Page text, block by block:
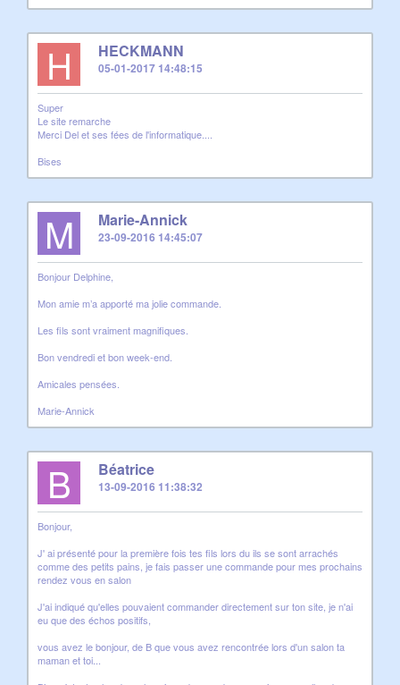
H HECKMANN
05-01-2017 14:48:15
Super
Le site remarche
Merci Del et ses fées de l'informatique....
Bises
M Marie-Annick
23-09-2016 14:45:07
Bonjour Delphine,
Mon amie m’a apporté ma jolie commande.
Les fils sont vraiment magnifiques.
Bon vendredi et bon week-end.
Amicales pensées.
Marie-Annick
B Béatrice
13-09-2016 11:38:32
Bonjour,
J' ai présenté pour la première fois tes fils lors du ils se sont arrachés
comme des petits pains, je fais passer une commande pour mes prochains
rendez vous en salon
J'ai indiqué qu'elles pouvaient commander directement sur ton site, je n'ai
eu que des échos positifs,
vous avez le bonjour, de B que vous avez rencontrée lors d'un salon ta
maman et toi...